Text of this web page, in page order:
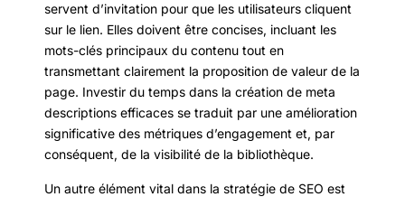
servent d’invitation pour que les utilisateurs cliquent
sur le lien. Elles doivent être concises, incluant les
mots-clés principaux du contenu tout en
transmettant clairement la proposition de valeur de la
page. Investir du temps dans la création de meta
descriptions efficaces se traduit par une amélioration
significative des métriques d’engagement et, par
conséquent, de la visibilité de la bibliothèque.
Un autre élément vital dans la stratégie de SEO est